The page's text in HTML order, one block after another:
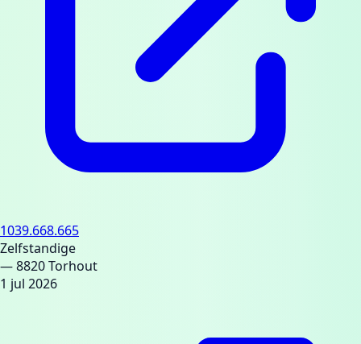
1039.668.665
Zelfstandige
— 8820 Torhout
1 jul 2026